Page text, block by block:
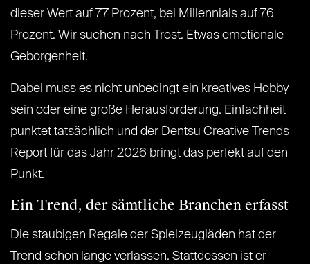
dieser Wert auf 77 Prozent, bei Millennials auf 76
Prozent. Wir suchen nach Trost. Etwas emotionale
Geborgenheit.
Dabei muss es nicht unbedingt ein kreatives Hobby
sein oder eine große Herausforderung. Einfachheit
punktet tatsächlich und der Dentsu Creative Trends
Report für das Jahr 2026 bringt das perfekt auf den
Punkt.
Ein Trend, der sämtliche Branchen erfasst
Die staubigen Regale der Spielzeugläden hat der
Trend schon lange verlassen. Stattdessen ist er